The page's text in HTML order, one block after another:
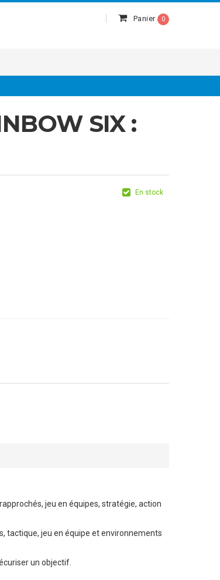
Panier 0
SIX :
En stock
jeu en équipes, stratégie, action
tactique, jeu en équipe et environnements
un objectif.